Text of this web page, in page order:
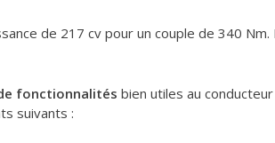
de 217 cv pour un couple de 340
fonctionnalités bien utiles au
suivants :